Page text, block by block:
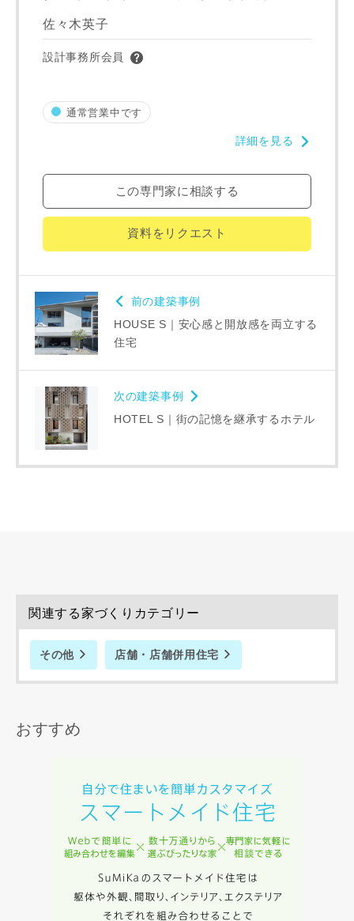
佐々木英子
設計事務所会員
通常営業中です
詳細を見る
この専門家に相談する
資料をリクエスト
前の建築事例
HOUSE S｜安心感と開放感を両立する
住宅
次の建築事例
HOTEL S｜街の記憶を継承するホテル
関連する家づくりカテゴリー
その他 店舗・店舗併用住宅
おすすめ
希望の予算
万円〜 万円
完成希望時期
同居する家族構成
た専門家へ提供すること、または当社サービスのご案内のた
めに利用します。
当社は、本サービス又は利用契約に関し，お客様に発生した
損害について、債務不履行責任、不法行為責任、その他の法
律上の請求原因の如何を問わず賠償の責任を負わないものと
の間で生じた紛争等について一切責任を負わないものとしま
入力内容を送信する
キャンセル
閉じる